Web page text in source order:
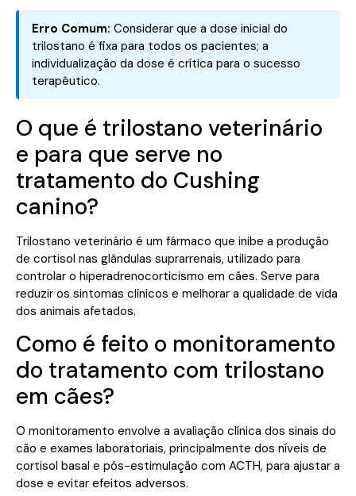
Erro Comum: Considerar que a dose inicial do
trilostano é fixa para todos os pacientes; a
individualização da dose é crítica para o sucesso
terapêutico.
O que é trilostano veterinário
e para que serve no
tratamento do Cushing
canino?
Trilostano veterinário é um fármaco que inibe a produção
de cortisol nas glândulas suprarrenais, utilizado para
controlar o hiperadrenocorticismo em cães. Serve para
reduzir os sintomas clínicos e melhorar a qualidade de vida
dos animais afetados.
Como é feito o monitoramento
do tratamento com trilostano
em cães?
O monitoramento envolve a avaliação clínica dos sinais do
cão e exames laboratoriais, principalmente dos níveis de
cortisol basal e pós-estimulação com ACTH, para ajustar a
dose e evitar efeitos adversos.